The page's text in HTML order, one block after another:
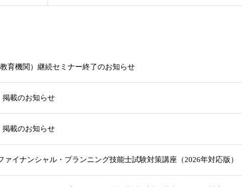
育機関）継続セミナー終了のお知らせ
載のお知らせ
載のお知らせ
イナンシャル・プランニング技能士試験対策講座（2026年対応版）